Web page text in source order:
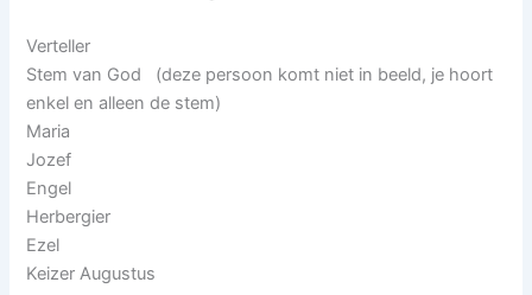
Verteller
Stem van God (deze persoon komt niet in beeld, je hoort
enkel en alleen de stem)
Maria
Jozef
Engel
Herbergier
Ezel
Keizer Augustus